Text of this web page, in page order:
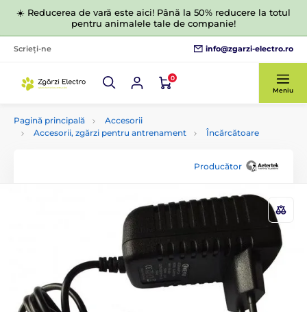
☀️ Reducerea de vară este aici! Până la 50% reducere la totul
pentru animalele tale de companie!
Scrieți-ne info@zgarzi-electro.ro
0
Meniu
Pagină principală
Accesorii
Accesorii, zgărzi pentru antrenament
Încărcătoare
Producător